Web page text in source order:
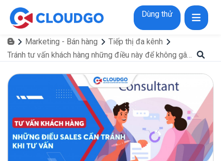
Dùng thử
Marketing - Bán hàng
Tiếp thị đa kênh
Tránh tư vấn khách hàng những điều này để không gây mất sự hài lòng người tiêu dùng